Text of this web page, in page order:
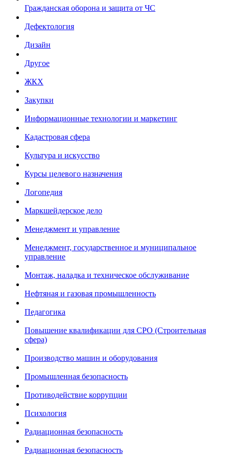
Гражданская оборона и защита от ЧС
Дефектология
Дизайн
Другое
ЖКХ
Закупки
Информационные технологии и маркетинг
Кадастровая сфера
Культура и искусство
Курсы целевого назначения
Логопедия
Маркшейдерское дело
Менеджмент и управление
Менеджмент, государственное и муниципальное
управление
Монтаж, наладка и техническое обслуживание
Нефтяная и газовая промышленность
Педагогика
Повышение квалификации для СРО (Строительная
сфера)
Производство машин и оборудования
Промышленная безопасность
Противодействие коррупции
Психология
Радиационная безопасность
Радиационная безопасность